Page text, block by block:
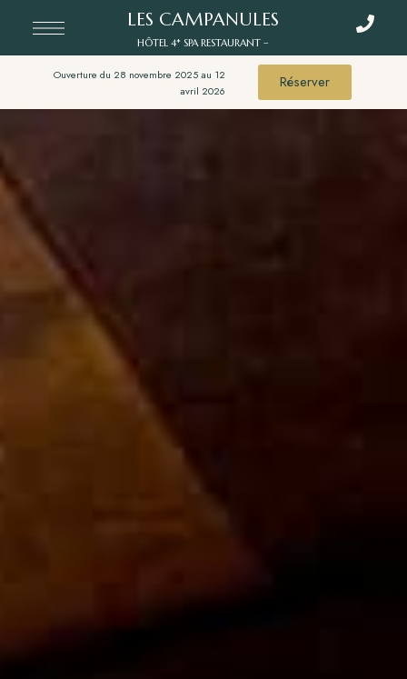
LES CAMPANULES
HÔTEL 4* SPA RESTAURANT –
Ouverture du 28 novembre 2025 au 12
avril 2026
Réserver